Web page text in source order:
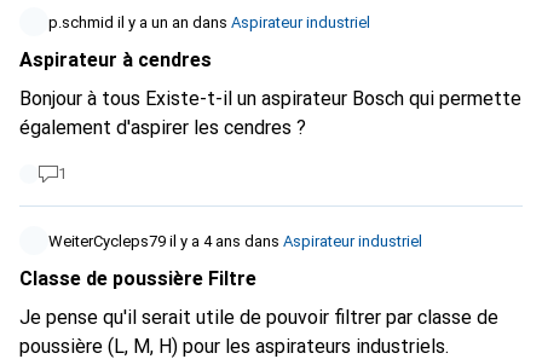
p.schmid il y a un an dans Aspirateur industriel
Aspirateur à cendres
Bonjour à tous Existe-t-il un aspirateur Bosch qui permette
également d'aspirer les cendres ?
1
WeiterCycleps79 il y a 4 ans dans Aspirateur industriel
Classe de poussière Filtre
Je pense qu'il serait utile de pouvoir filtrer par classe de
poussière (L, M, H) pour les aspirateurs industriels.